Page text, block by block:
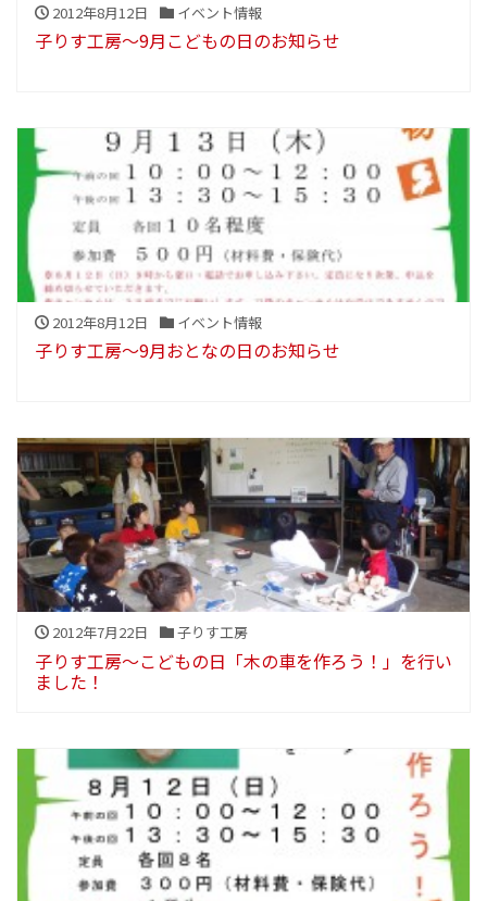
2012年8月12日 イベント情報
子りす工房～9月こどもの日のお知らせ
2012年8月12日 イベント情報
子りす工房～9月おとなの日のお知らせ
2012年7月22日 子りす工房
子りす工房～こどもの日「木の車を作ろう！」を行い
ました！